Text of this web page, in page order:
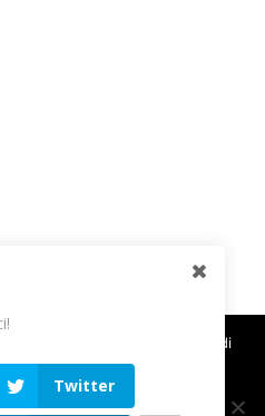
Twitter
migliorare la tua esperienza di
e servizi in linea con le tue
banner, scorrendo questa
suo elemento acconsenti